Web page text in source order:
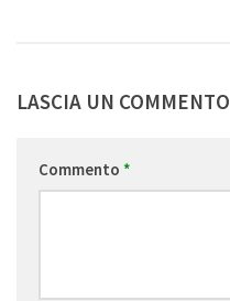
LASCIA UN COMMENTO
Commento *